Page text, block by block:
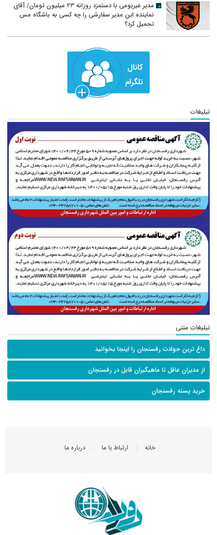
مدیر غیربومی با دستمزد روزانه ۲۳ میلیون تومان/ آقای
نماینده این مدیر سفارشی را چه کسی به باشگاه مس
تحمیل کرد؟
تبلیغات
تبلیغات متنی
داغ ترین حوادث رفسنجان را اینجا بخوانید
از مدیران غافل تا ماهیگیران قابل در رفسنجان
خرید پسته رفسنجان
خانه ارتباط با ما درباره ما